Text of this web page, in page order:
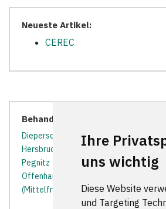
Ihre
uns wichtig
Diese Website
und Targeting
Neueste Artikel:
CEREC
Behandler in der Nähe:
Diepersdorf Eckental *
Hersbruck
Igensdorf
Pegnitz
Leinburg*Neunkirchen am
Offenhausen
(Mittelfranken)
*Simmelsdorf*